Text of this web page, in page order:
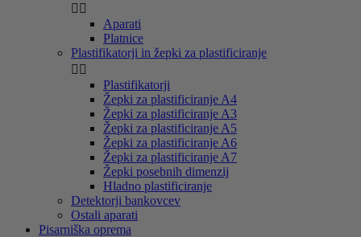
 
Aparati
Platnice
Plastifikatorji in žepki za plastificiranje
 
Plastifikatorji
Žepki za plastificiranje A4
Žepki za plastificiranje A3
Žepki za plastificiranje A5
Žepki za plastificiranje A6
Žepki za plastificiranje A7
Žepki posebnih dimenzij
Hladno plastificiranje
Detektorji bankovcev
Ostali aparati
Pisarniška oprema